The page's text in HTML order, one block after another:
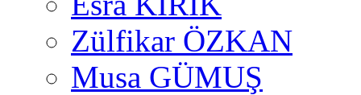
Zülfikar ÖZKAN
Musa GÜMUŞ